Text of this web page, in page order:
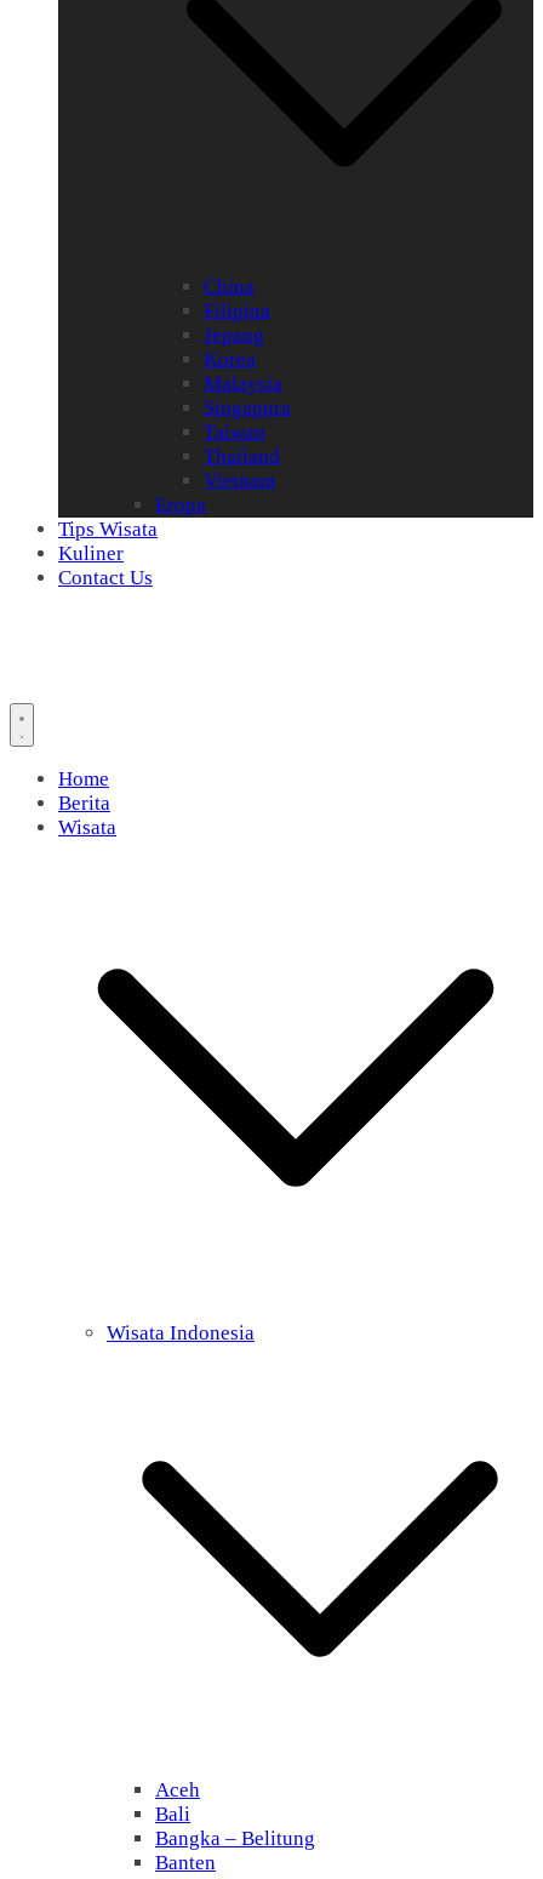
China
Filipina
Jepang
Korea
Malaysia
Singapura
Taiwan
Thailand
Vietnam
Eropa
Tips Wisata
Kuliner
Contact Us
Home
Berita
Wisata
Wisata Indonesia
Aceh
Bali
Bangka – Belitung
Banten